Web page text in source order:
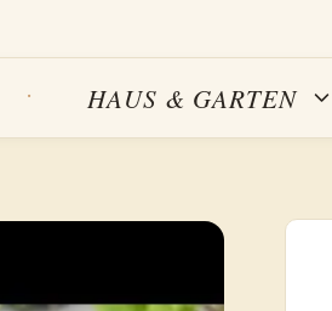
HAUS & GARTEN